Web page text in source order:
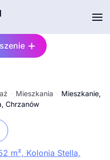
Mieszkania
Mieszkanie,
Chrzanów